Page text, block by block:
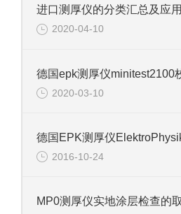
进口测厚仪的分类汇总及应用
2020-04-10
2020-03-10
2016-10-24